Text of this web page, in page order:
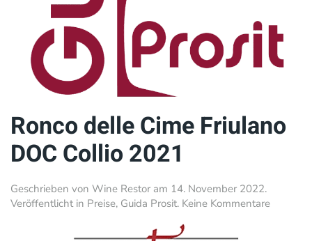
Ronco delle Cime Friulano
DOC Collio 2021
Geschrieben von Wine Restor am 14. November 2022.
Veröffentlicht in Preise, Guida Prosit. Keine Kommentarezu